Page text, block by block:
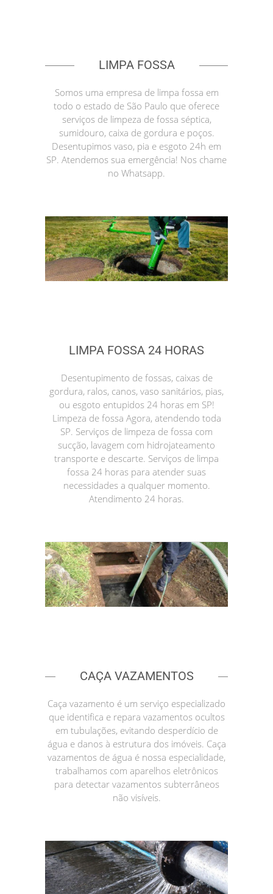
LIMPA FOSSA
Somos uma empresa de limpa fossa em
todo o estado de São Paulo que oferece
serviços de limpeza de fossa séptica,
sumidouro, caixa de gordura e poços.
Desentupimos vaso, pia e esgoto 24h em
SP. Atendemos sua emergência! Nos chame
no Whatsapp.
LIMPA FOSSA 24 HORAS
Desentupimento de fossas, caixas de
gordura, ralos, canos, vaso sanitários, pias,
ou esgoto entupidos 24 horas em SP!
Limpeza de fossa Agora, atendendo toda
SP. Serviços de limpeza de fossa com
sucção, lavagem com hidrojateamento
transporte e descarte. Serviços de limpa
fossa 24 horas para atender suas
necessidades a qualquer momento.
Atendimento 24 horas.
CAÇA VAZAMENTOS
Caça vazamento é um serviço especializado
que identifica e repara vazamentos ocultos
em tubulações, evitando desperdício de
água e danos à estrutura dos imóveis. Caça
vazamentos de água é nossa especialidade,
trabalhamos com aparelhos eletrônicos
para detectar vazamentos subterrâneos
não visíveis.